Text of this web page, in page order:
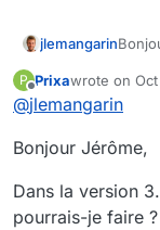
jlemangarin
Si
c'est
P
Offline
Prixawrote on
last edited
@jlemangarin
Bonjour Jérôme,
Dans la version
pourrais-je faire ?